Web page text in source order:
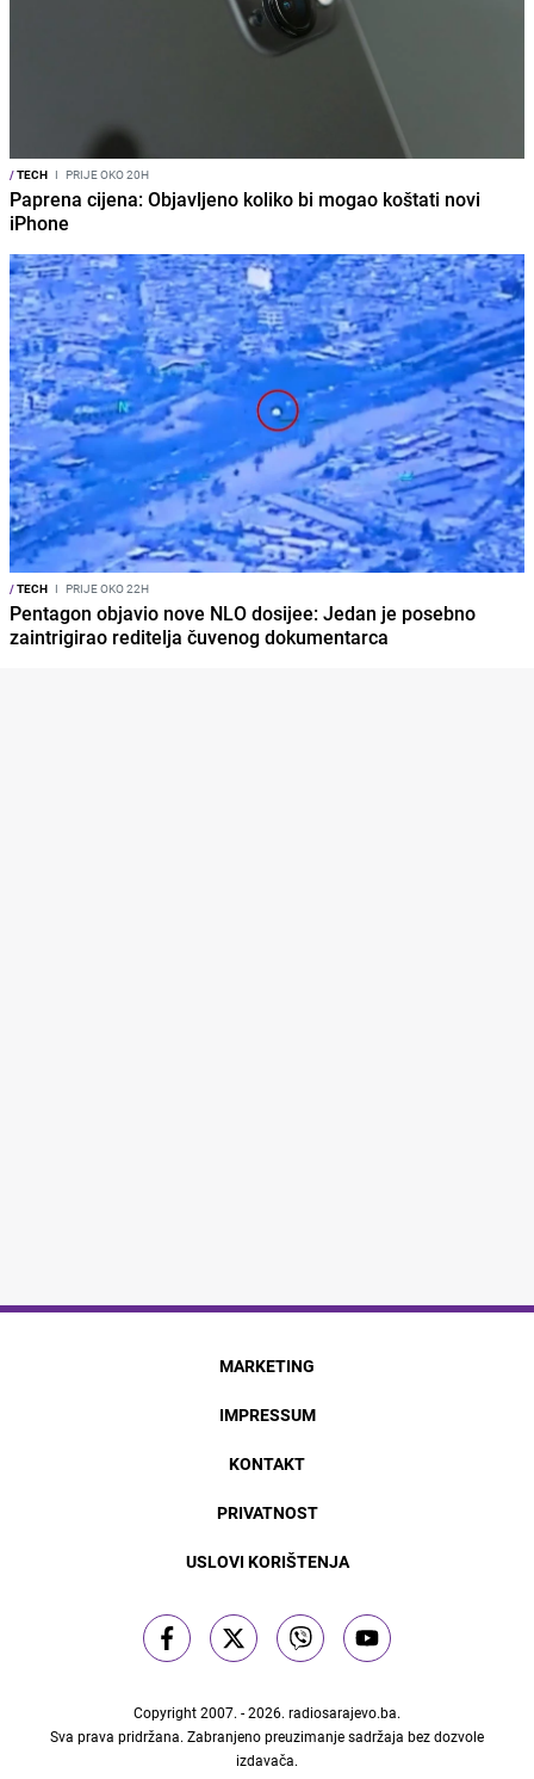
/TECH I PRIJE OKO 20H
Paprena cijena: Objavljeno koliko bi mogao koštati novi
iPhone
/TECH I PRIJE OKO 22H
Pentagon objavio nove NLO dosijee: Jedan je posebno
zaintrigirao reditelja čuvenog dokumentarca
MARKETING
IMPRESSUM
KONTAKT
PRIVATNOST
USLOVI KORIŠTENJA
Copyright 2007. - 2026. radiosarajevo.ba.
Sva prava pridržana. Zabranjeno preuzimanje sadržaja bez dozvole
izdavača.